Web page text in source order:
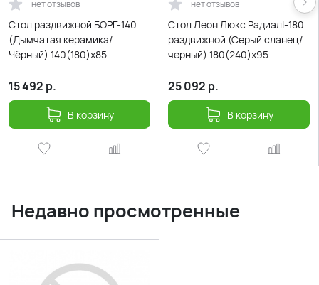
нет отзывов
Стол раздвижной БОРГ-140
(Дымчатая керамика/
Чёрный) 140(180)х85
15 492 р.
В корзину
нет отзывов
Cтол Леон Люкс Радиалl-180
раздвижной (Серый сланец/
черный) 180(240)х95
25 092 р.
В корзину
Недавно просмотренные